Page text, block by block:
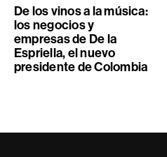
De los vinos a la música:
los negocios y
empresas de De la
Espriella, el nuevo
presidente de Colombia